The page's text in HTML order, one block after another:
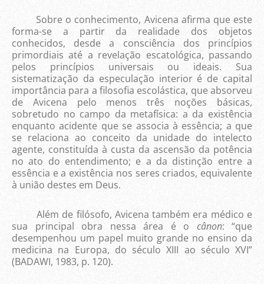
Sobre o conhecimento, Avicena afirma que este
forma-se a partir da realidade dos objetos
conhecidos, desde a consciência dos princípios
primordiais até a revelação escatológica, passando
pelos princípios universais ou ideais. Sua
sistematização da especulação interior é de capital
importância para a filosofia escolástica, que absorveu
de Avicena pelo menos três noções básicas,
sobretudo no campo da metafísica: a da existência
enquanto acidente que se associa à essência; a que
se relaciona ao conceito da unidade do intelecto
agente, constituída à custa da ascensão da potência
no ato do entendimento; e a da distinção entre a
essência e a existência nos seres criados, equivalente
à união destes em Deus.
Além de filósofo, Avicena também era médico e
sua principal obra nessa área é o cânon: “que
desempenhou um papel muito grande no ensino da
medicina na Europa, do século XIII ao século XVI”
(BADAWI, 1983, p. 120).